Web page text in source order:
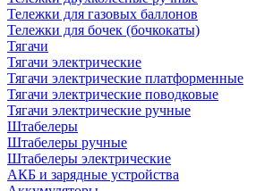
Тележки для газовых баллонов
Тележки для бочек (бочкокаты)
Тягачи
Тягачи электрические
Тягачи электрические платформенные
Тягачи электрические поводковые
Тягачи электрические ручные
Штабелеры
Штабелеры ручные
Штабелеры электрические
АКБ и зарядные устройства